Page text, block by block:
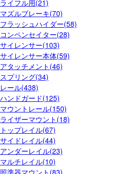
ライフル用(21)
マズルブレーキ(70)
フラッシュハイダー(58)
コンペンセイター(28)
サイレンサー(103)
サイレンサー本体(59)
アタッチメント(46)
スプリング(34)
レール(438)
ハンドガード(125)
マウントレール(150)
ライザーマウント(18)
トップレイル(67)
サイドレイル(44)
アンダーレイル(23)
マルチレイル(10)
照準器マウント(83)